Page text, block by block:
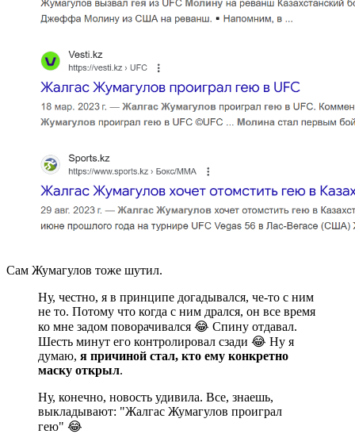
Сам Жумагулов тоже шутил.
Ну, честно, я в принципе догадывался, че-то с ним
не то. Потому что когда с ним дрался, он все время
ко мне задом поворачивался 😂 Cпину отдавал.
Шесть минут его контролировал сзади 😂 Ну я
думаю, я причиной стал, кто ему конкретно
маску открыл.
Ну, конечно, новость удивила. Все, знаешь,
выкладывают: "Жалгас Жумагулов проиграл
гею" 😂